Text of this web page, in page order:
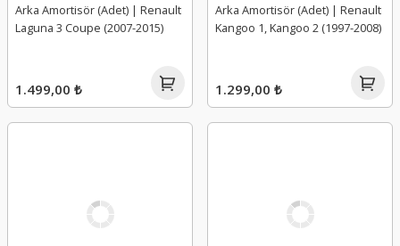
Arka Amortisör (Adet) | Renault
Laguna 3 Coupe (2007-2015)
1.499,00 ₺
Arka Amortisör (Adet) | Renault
Kangoo 1, Kangoo 2 (1997-2008)
1.299,00 ₺